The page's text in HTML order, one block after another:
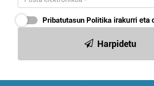
Pribatutasun Politika irakurri eta
Harpidetu